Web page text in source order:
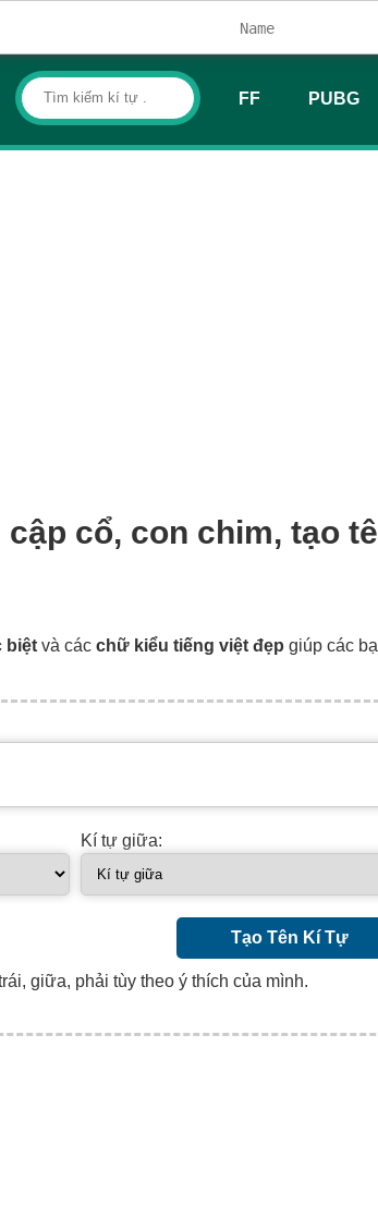
FF PUBG
cổ, con chim, tạo
biệt và các chữ kiểu tiếng việt đẹp giúp các
Kí tự giữa:
Tạo Tên Kí Tự
giữa, phải tùy theo ý thích của mình.